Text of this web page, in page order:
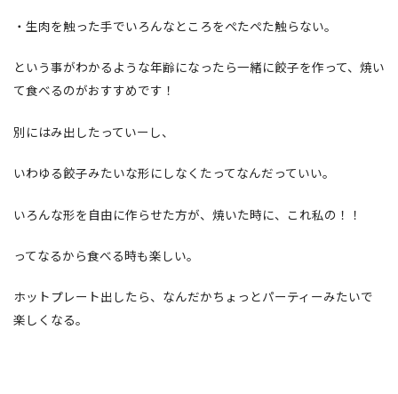
・生肉を触った手でいろんなところをぺたぺた触らない。
という事がわかるような年齢になったら一緒に餃子を作って、焼い
て食べるのがおすすめです！
別にはみ出したっていーし、
いわゆる餃子みたいな形にしなくたってなんだっていい。
いろんな形を自由に作らせた方が、焼いた時に、これ私の！！
ってなるから食べる時も楽しい。
ホットプレート出したら、なんだかちょっとパーティーみたいで
楽しくなる。